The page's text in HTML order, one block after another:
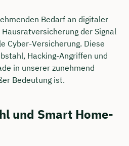
Bedarf an digitaler
der Signal
Cyber-Versicherung. Diese
Hacking-Angriffen und
in unserer zunehmend
Bedeutung ist.
und Smart Home-